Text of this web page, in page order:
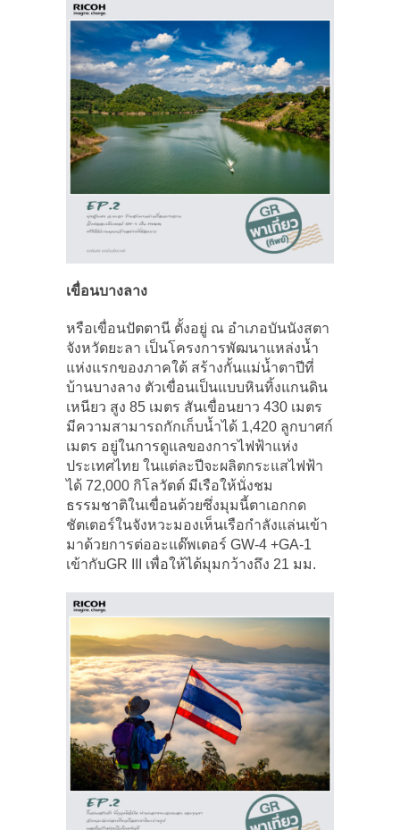
เขื่อนบางลาง
หรือเขื่อนปัตตานี ตั้งอยู่ ณ อำเภอบันนังสตา
จังหวัดยะลา เป็นโครงการพัฒนาแหล่งน้ำ
แห่งแรกของภาคใต้ สร้างกั้นแม่น้ำตาปีที่
บ้านบางลาง ตัวเขื่อนเป็นแบบหินทิ้งแกนดิน
เหนียว สูง 85 เมตร สันเขื่อนยาว 430 เมตร
มีความสามารถกักเก็บน้ำได้ 1,420 ลูกบาศก์
เมตร อยู่ในการดูแลของการไฟฟ้าแห่ง
ประเทศไทย ในแต่ละปีจะผลิตกระแสไฟฟ้า
ได้ 72,000 กิโลวัตต์ มีเรือให้นั่งชม
ธรรมชาติในเขื่อนด้วยซึ่งมุมนี้ตาเอกกด
ชัตเตอร์ในจังหวะมองเห็นเรือกำลังแล่นเข้า
มาด้วยการต่ออะแด๊พเตอร์ GW-4 +GA-1
เข้ากับGR III เพื่อให้ได้มุมกว้างถึง 21 มม.